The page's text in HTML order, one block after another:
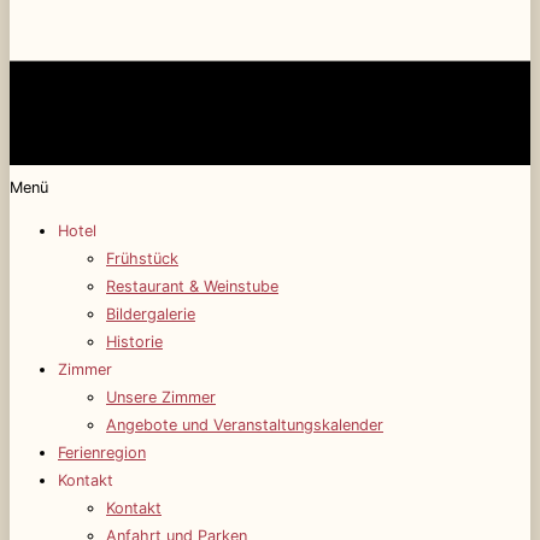
Menü
Hotel
Frühstück
Restaurant & Weinstube
Bildergalerie
Historie
Zimmer
Unsere Zimmer
Angebote und Veranstaltungskalender
Ferienregion
Kontakt
Kontakt
Anfahrt und Parken